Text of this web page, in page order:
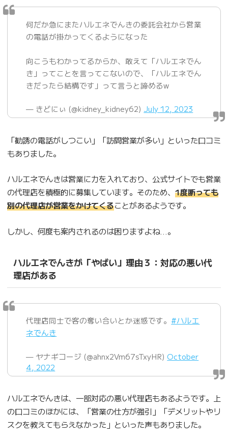
何だか急にまたハルエネでんきの委託会社から営業
の電話が掛かってくるようになった
向こうもわかってるからか、敢えて「ハルエネでん
き」ってことを言ってこないので、「ハルエネでん
きだったら結構です」って言うと諦めるw
— きどにぃ (@kidney_kidney62) July 12, 2023
「勧誘の電話がしつこい」「訪問営業が多い」といった口コミ
もありました。
ハルエネでんきは営業に力を入れており、公式サイトでも営業
の代理店を積極的に募集しています。そのため、 1度断っても
別の代理店が営業をかけてくることがあるようです。
しかし、何度も案内されるのは困りますよね…。
ハルエネでんきが「やばい」理由３：対応の悪い代
理店がある
代理店同士で客の奪い合いとか迷惑です。 #ハルエ
ネでんき
— ヤナギコージ (@ahnx2Vm67sTxyHR)October
4, 2022
ハルエネでんきは、一部対応の悪い代理店もあるようです。上
の口コミのほかには、「営業の仕方が強引」「デメリットやリ
スクを教えてもらえなかった」といった声もありました。